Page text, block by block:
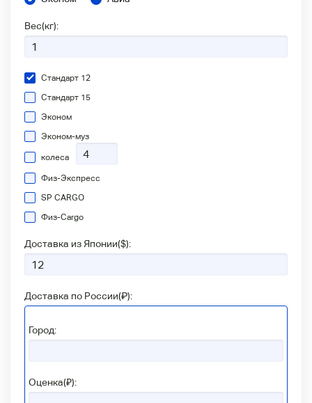
Вес(кг):
Стандарт 12
Стандарт 15
Эконом
Эконом-муз
колеса
Физ-Экспресс
SP CARGO
Физ-Сargo
Доставка из Японии($):
Доставка по России(₽):
Город:
Оценка(₽):